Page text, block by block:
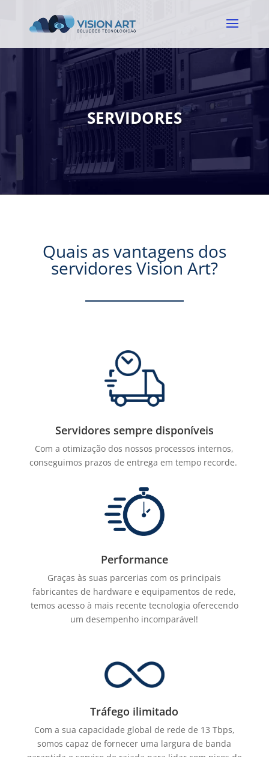
SERVIDORES
Quais as vantagens dos
servidores Vision Art?
Servidores sempre disponíveis
Com a otimização dos nossos processos internos,
conseguimos prazos de entrega em tempo recorde.
Performance
Graças às suas parcerias com os principais
fabricantes de hardware e equipamentos de rede,
temos acesso à mais recente tecnologia oferecendo
um desempenho incomparável!
Tráfego ilimitado
Com a sua capacidade global de rede de 13 Tbps,
somos capaz de fornecer uma largura de banda